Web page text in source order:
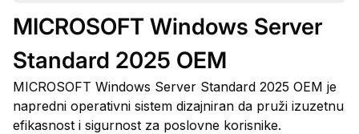
MICROSOFT Windows Server
Standard 2025 OEM
MICROSOFT Windows Server Standard 2025 OEM je
napredni operativni sistem dizajniran da pruži izuzetnu
efikasnost i sigurnost za poslovne korisnike.